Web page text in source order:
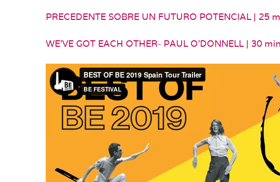
PRECEDENTE SOBRE UN FUTURO POTENCIAL | 25
WE’VE GOT EACH OTHER- PAUL O’DONNELL | 30 min